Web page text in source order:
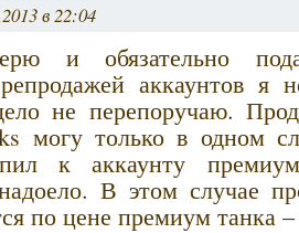
в 22:04
и обязательно
аккаунтов я
не перепоручаю.
могу только в одном
к аккаунту
В этом случае
по цене премиум танка